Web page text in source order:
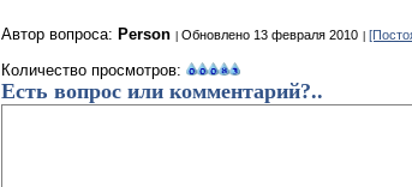
Автор вопроса: Person Обновлено 13 февраля 2010
Количество просмотров:
Есть вопрос или комментарий?..